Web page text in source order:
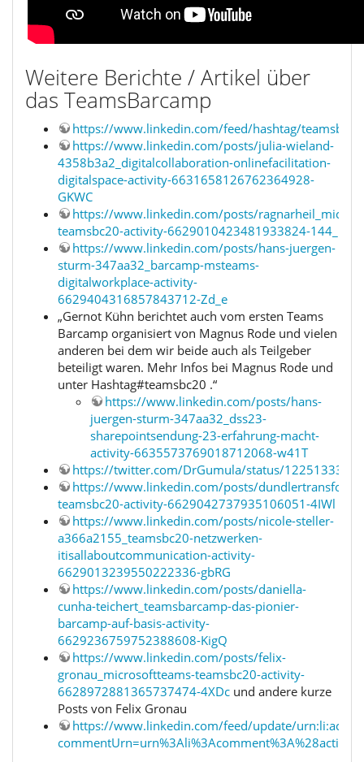
Weitere Berichte / Artikel über
das TeamsBarcamp
https://www.linkedin.com/feed/hashtag/
https://www.linkedin.com/posts/julia-wieland-
4358b3a2_digitalcollaboration-onlinefacilitation-
digitalspace-activity-6631658126762364928-
GKWC
https://www.linkedin.com/posts/
teamsbc20-activity-6629010423481933824-144_
https://www.linkedin.com/posts/hans-juergen-
sturm-347aa32_barcamp-msteams-
digitalworkplace-activity-
6629404316857843712-Zd_e
„Gernot Kühn berichtet auch vom ersten Teams
Barcamp organisiert von Magnus Rode und vielen
anderen bei dem wir beide auch als Teilgeber
beteiligt waren. Mehr Infos bei Magnus Rode und
unter Hashtag#teamsbc20 .“
https://www.linkedin.com/posts/hans-
juergen-sturm-347aa32_dss23-
sharepointsendung-23-erfahrung-macht-
activity-6635573769018712068-w41T
https://twitter.com/DrGumula/status/
https://www.linkedin.com/posts/
teamsbc20-activity-6629042737935106051-4IWl
https://www.linkedin.com/posts/nicole-steller-
a366a2155_teamsbc20-netzwerken-
itisallaboutcommunication-activity-
6629013239550222336-gbRG
https://www.linkedin.com/posts/daniella-
cunha-teichert_teamsbarcamp-das-pionier-
barcamp-auf-basis-activity-
6629236759752388608-KigQ
https://www.linkedin.com/posts/felix-
gronau_microsoftteams-teamsbc20-activity-
6628972881365737474-4XDc und andere kurze
Posts von Felix Gronau
https://www.linkedin.com/feed/update/